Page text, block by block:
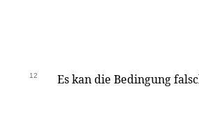
12 Es kan die Bedingung